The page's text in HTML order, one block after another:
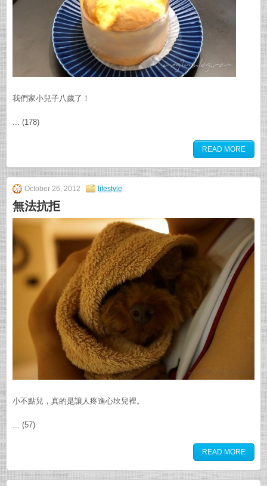
我們家小兒子八歲了！
... (178)
READ MORE
October 26, 2012 lifestyle
無法抗拒
小不點兒，真的是讓人疼進心坎兒裡。
... (57)
READ MORE